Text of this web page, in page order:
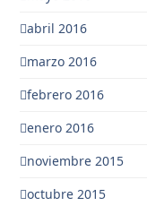
abril 2016
marzo 2016
febrero 2016
enero 2016
noviembre 2015
octubre 2015